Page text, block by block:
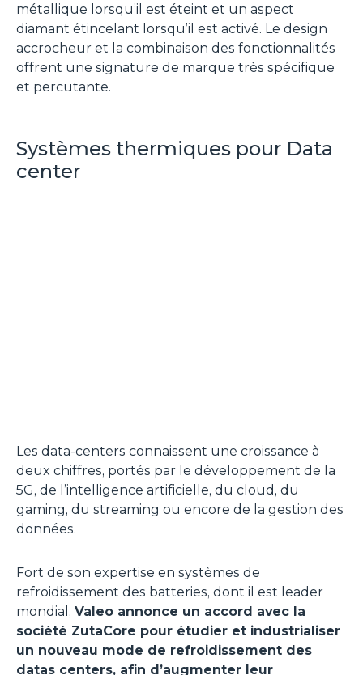
métallique lorsqu’il est éteint et un aspect
diamant étincelant lorsqu’il est activé. Le design
accrocheur et la combinaison des fonctionnalités
offrent une signature de marque très spécifique
et percutante.
Systèmes thermiques pour Data
center
Les data-centers connaissent une croissance à
deux chiffres, portés par le développement de la
5G, de l’intelligence artificielle, du cloud, du
gaming, du streaming ou encore de la gestion des
données.
Fort de son expertise en systèmes de
refroidissement des batteries, dont il est leader
mondial, Valeo annonce un accord avec la
société ZutaCore pour étudier et industrialiser
un nouveau mode de refroidissement des
datas centers, afin d’augmenter leur